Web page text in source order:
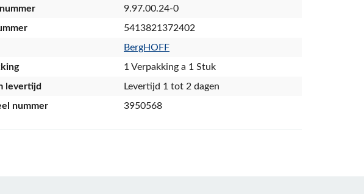
9.97.00.24-0
5413821372402
BergHOFF
1 Verpakking a 1 Stuk
levertijd
Levertijd 1 tot 2 dagen
nummer
3950568